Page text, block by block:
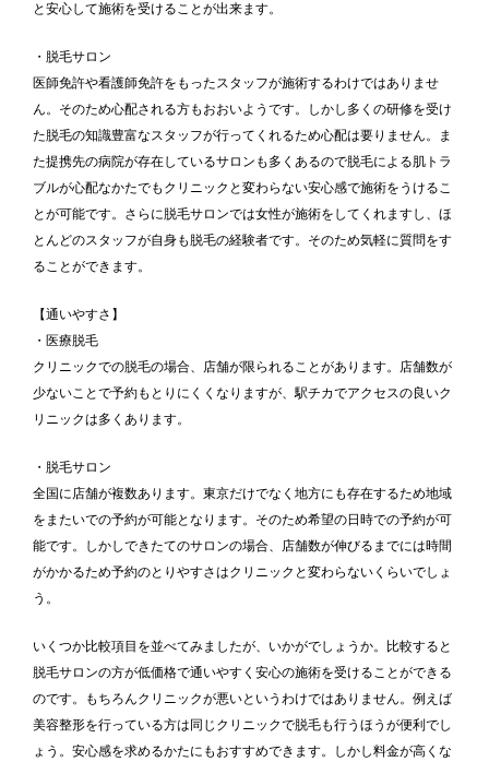
と安心して施術を受けることが出来ます。
・脱毛サロン
医師免許や看護師免許をもったスタッフが施術するわけではありませ
ん。そのため心配される方もおおいようです。しかし多くの研修を受け
た脱毛の知識豊富なスタッフが行ってくれるため心配は要りません。ま
た提携先の病院が存在しているサロンも多くあるので脱毛による肌トラ
ブルが心配なかたでもクリニックと変わらない安心感で施術をうけるこ
とが可能です。さらに脱毛サロンでは女性が施術をしてくれますし、ほ
とんどのスタッフが自身も脱毛の経験者です。そのため気軽に質問をす
ることができます。
【通いやすさ】
・医療脱毛
クリニックでの脱毛の場合、店舗が限られることがあります。店舗数が
少ないことで予約もとりにくくなりますが、駅チカでアクセスの良いク
リニックは多くあります。
・脱毛サロン
全国に店舗が複数あります。東京だけでなく地方にも存在するため地域
をまたいでの予約が可能となります。そのため希望の日時での予約が可
能です。しかしできたてのサロンの場合、店舗数が伸びるまでには時間
がかかるため予約のとりやすさはクリニックと変わらないくらいでしょ
う。
いくつか比較項目を並べてみましたが、いかがでしょうか。比較すると
脱毛サロンの方が低価格で通いやすく安心の施術を受けることができる
のです。もちろんクリニックが悪いというわけではありません。例えば
美容整形を行っている方は同じクリニックで脱毛も行うほうが便利でし
ょう。安心感を求めるかたにもおすすめできます。しかし料金が高くな